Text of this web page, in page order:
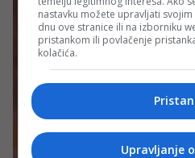
nastavku možete upravljati
dnu ove stranice ili na izborniku
pristankom ili povlačenje
kolačića.
Upravljanje